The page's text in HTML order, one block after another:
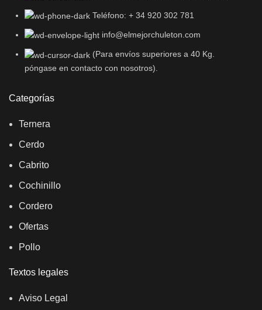
Teléfono: + 34 920 302 781
info@elmejorchuleton.com
(Para envíos superiores a 40 Kg.
póngase en contacto con nosotros).
Categorías
Ternera
Cerdo
Cabrito
Cochinillo
Cordero
Ofertas
Pollo
Textos legales
Aviso Legal